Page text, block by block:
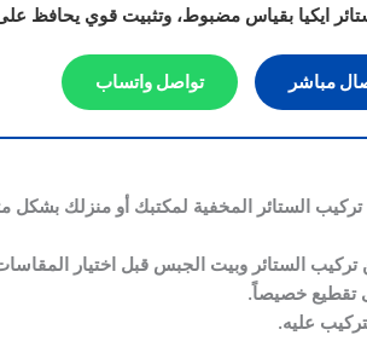
ايكيا بقياس مضبوط، وتثبيت قوي يحافظ
مباشر تواصل واتساب
الستائر المخفية لمكتبك أو منزلك بشكل
تركيب الستائر وبيت الجبس قبل اختيار
تقطيع خصيصاً.
عليه.